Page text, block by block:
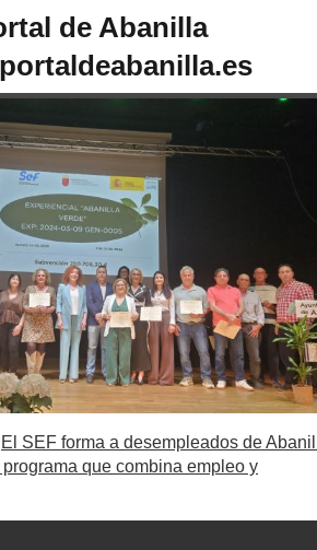
de Abanilla
El SEF forma a desempleados de
que combina empleo y